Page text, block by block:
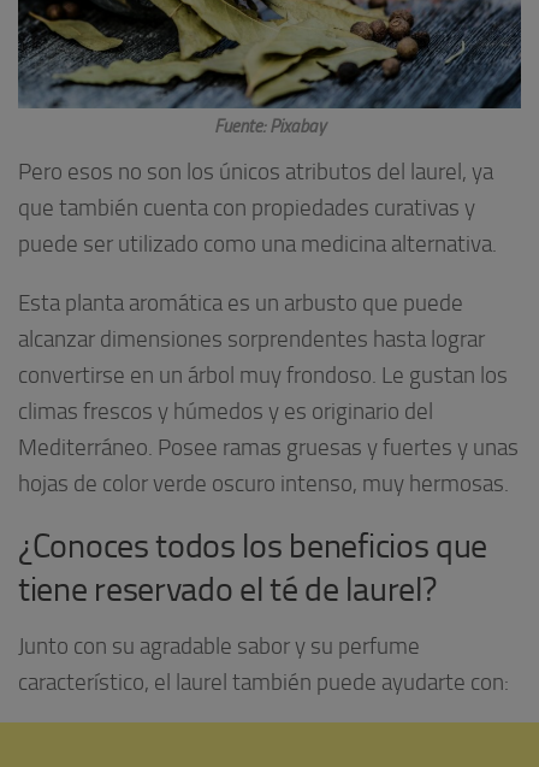
Fuente: Pixabay
Pero esos no son los únicos atributos del laurel, ya
que también cuenta con propiedades curativas y
puede ser utilizado como una medicina alternativa.
Esta planta aromática es un arbusto que puede
alcanzar dimensiones sorprendentes hasta lograr
convertirse en un árbol muy frondoso. Le gustan los
climas frescos y húmedos y es originario del
Mediterráneo. Posee ramas gruesas y fuertes y unas
hojas de color verde oscuro intenso, muy hermosas.
¿Conoces todos los beneficios que
tiene reservado el té de laurel?
Junto con su agradable sabor y su perfume
característico, el laurel también puede ayudarte con: